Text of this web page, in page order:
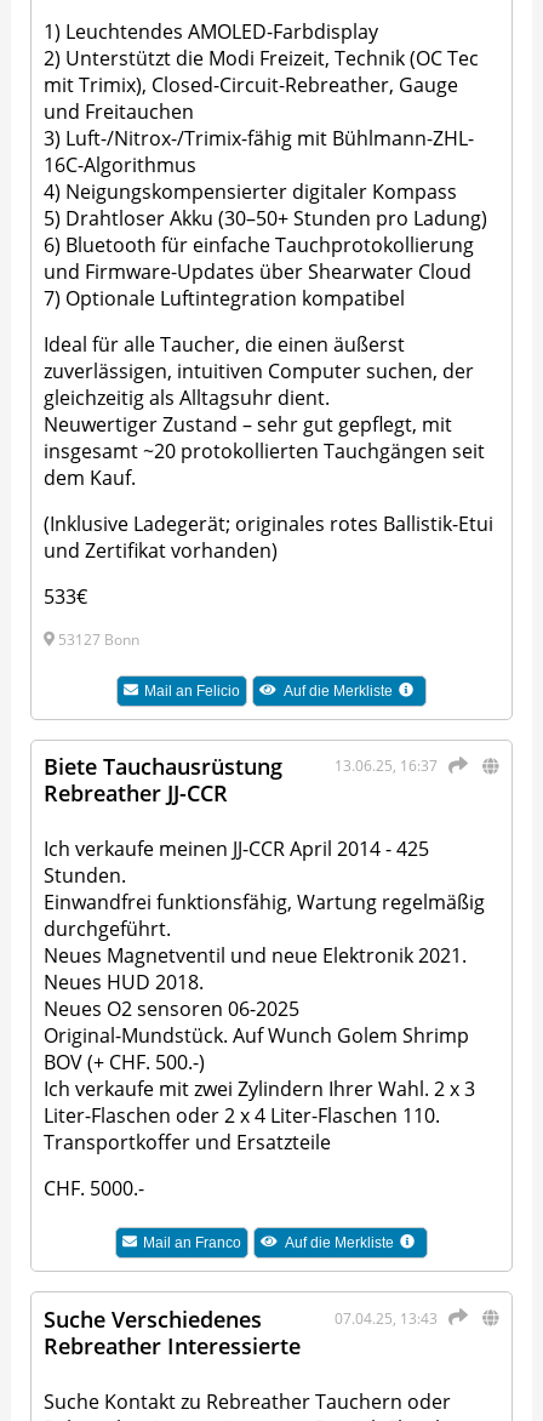
1) Leuchtendes AMOLED-Farbdisplay
2) Unterstützt die Modi Freizeit, Technik (OC Tec
mit Trimix), Closed-Circuit-Rebreather, Gauge
und Freitauchen
3) Luft-/Nitrox-/Trimix-fähig mit Bühlmann-ZHL-
16C-Algorithmus
4) Neigungskompensierter digitaler Kompass
5) Drahtloser Akku (30–50+ Stunden pro Ladung)
6) Bluetooth für einfache Tauchprotokollierung
und Firmware-Updates über Shearwater Cloud
7) Optionale Luftintegration kompatibel
Ideal für alle Taucher, die einen äußerst
zuverlässigen, intuitiven Computer suchen, der
gleichzeitig als Alltagsuhr dient.
Neuwertiger Zustand – sehr gut gepflegt, mit
insgesamt ~20 protokollierten Tauchgängen seit
dem Kauf.
(Inklusive Ladegerät; originales rotes Ballistik-Etui
und Zertifikat vorhanden)
533€
53127 Bonn
Mail an Felicio Auf die Merkliste
13.06.25, 16:37
Biete Tauchausrüstung
Rebreather JJ-CCR
Ich verkaufe meinen JJ-CCR April 2014 - 425
Stunden.
Einwandfrei funktionsfähig, Wartung regelmäßig
durchgeführt.
Neues Magnetventil und neue Elektronik 2021.
Neues HUD 2018.
Neues O2 sensoren 06-2025
Original-Mundstück. Auf Wunch Golem Shrimp
BOV (+ CHF. 500.-)
Ich verkaufe mit zwei Zylindern Ihrer Wahl. 2 x 3
Liter-Flaschen oder 2 x 4 Liter-Flaschen 110.
Transportkoffer und Ersatzteile
CHF. 5000.-
Mail an Franco Auf die Merkliste
07.04.25, 13:43
Suche Verschiedenes
Rebreather Interessierte
Suche Kontakt zu Rebreather Tauchern oder